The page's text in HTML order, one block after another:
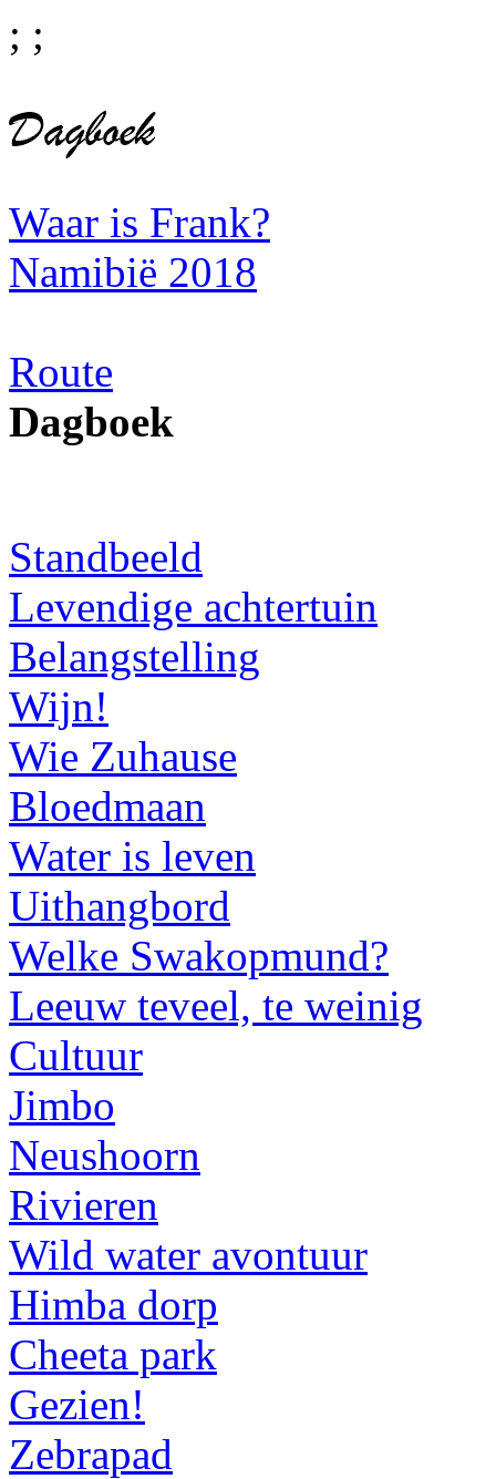
; ;
Waar is Frank?
Namibië 2018
Route
Dagboek
Standbeeld
Levendige achtertuin
Belangstelling
Wijn!
Wie Zuhause
Bloedmaan
Water is leven
Uithangbord
Welke Swakopmund?
Leeuw teveel, te weinig
Cultuur
Jimbo
Neushoorn
Rivieren
Wild water avontuur
Himba dorp
Cheeta park
Gezien!
Zebrapad